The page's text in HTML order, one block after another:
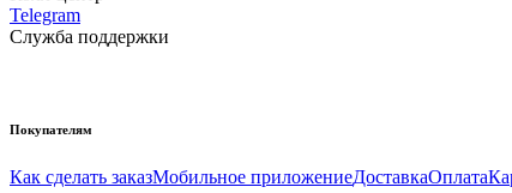
Telegram
Служба поддержки
Покупателям
Как сделать заказМобильное приложениеДоставкаОплата